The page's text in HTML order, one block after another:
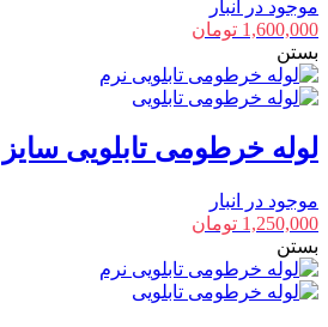
موجود در انبار
1,600,000 تومان
بستن
لوله خرطومی تابلویی سایز 29
موجود در انبار
1,250,000 تومان
بستن